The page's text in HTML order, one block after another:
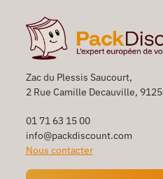
Zac du Plessis Saucourt,
2 Rue Camille Decauville,
01 71 63 15 00
info@packdiscount.com
Nous contacter